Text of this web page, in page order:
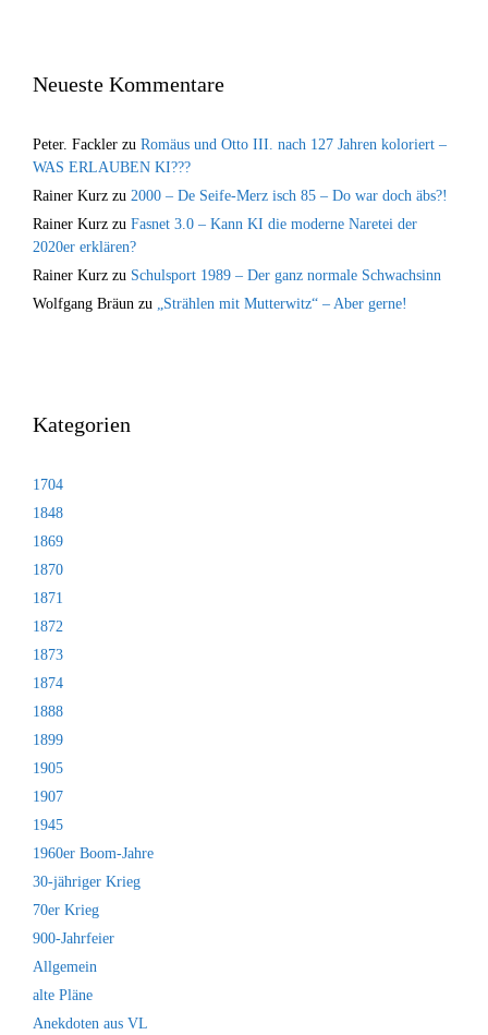
Neueste Kommentare
Peter. Fackler zu Romäus und Otto III. nach 127 Jahren koloriert –
WAS ERLAUBEN KI???
Rainer Kurz zu 2000 – De Seife-Merz isch 85 – Do war doch äbs?!
Rainer Kurz zu Fasnet 3.0 – Kann KI die moderne Naretei der
2020er erklären?
Rainer Kurz zu Schulsport 1989 – Der ganz normale Schwachsinn
Wolfgang Bräun zu „Strählen mit Mutterwitz“ – Aber gerne!
Kategorien
1704
1848
1869
1870
1871
1872
1873
1874
1888
1899
1905
1907
1945
1960er Boom-Jahre
30-jähriger Krieg
70er Krieg
900-Jahrfeier
Allgemein
alte Pläne
Anekdoten aus VL